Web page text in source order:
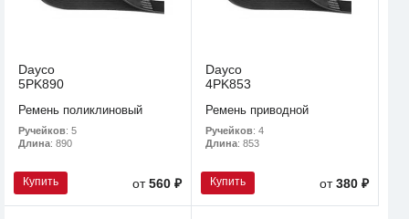
Dayco
5PK890
Ремень поликлиновый
Ручейков: 5
Длина: 890
Купить от560 ₽
Dayco
4PK853
Ремень приводной
Ручейков: 4
Длина: 853
Купить от380 ₽